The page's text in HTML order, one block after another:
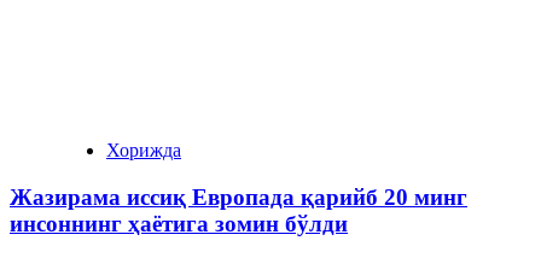
Хорижда
Жазирама иссиқ Европада қарийб 20 минг
инсоннинг ҳаётига зомин бўлди